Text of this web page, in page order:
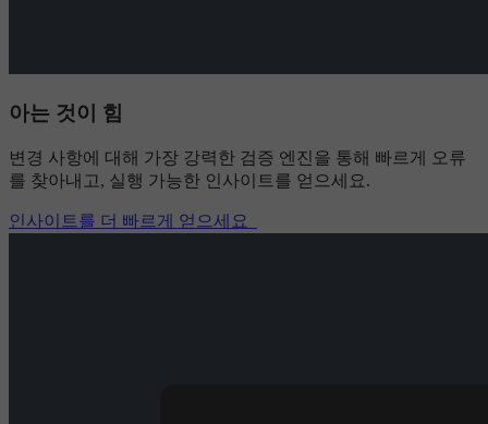
아는 것이 힘
변경 사항에 대해 가장 강력한 검증 엔진을 통해 빠르게 오류
를 찾아내고, 실행 가능한 인사이트를 얻으세요.
인사이트를 더 빠르게 얻으세요